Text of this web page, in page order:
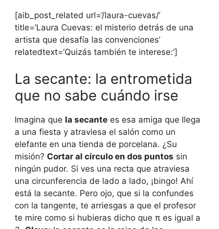
[aib_post_related url=’/laura-cuevas/’
title=’Laura Cuevas: el misterio detrás de una
artista que desafía las convenciones’
relatedtext=’Quizás también te interese:’]
La secante: la entrometida
que no sabe cuándo irse
Imagina que la secante es esa amiga que llega
a una fiesta y atraviesa el salón como un
elefante en una tienda de porcelana. ¿Su
misión? Cortar al círculo en dos puntos sin
ningún pudor. Si ves una recta que atraviesa
una circunferencia de lado a lado, ¡bingo! Ahí
está la secante. Pero ojo, que si la confundes
con la tangente, te arriesgas a que el profesor
te mire como si hubieras dicho que π es igual a